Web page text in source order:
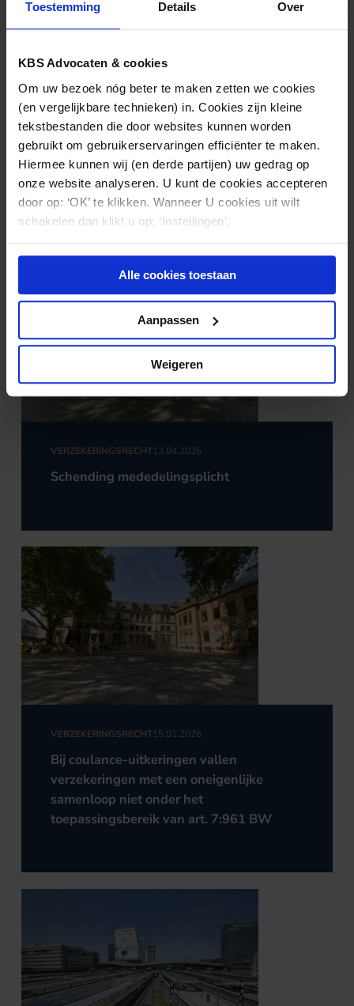
Toestemming Details Over
KBS Advocaten & cookies
Om uw bezoek nóg beter te maken zetten we cookies
(en vergelijkbare technieken) in. Cookies zijn kleine
tekstbestanden die door websites kunnen worden
gebruikt om gebruikerservaringen efficiënter te maken.
Hiermee kunnen wij (en derde partijen) uw gedrag op
onze website analyseren. U kunt de cookies accepteren
door op: ‘OK’ te klikken. Wanneer U cookies uit wilt
schakelen dan klikt u op: ‘Instellingen’.
Alle cookies toestaan
Aanpassen
Weigeren
aansprakelijkheidsverzekeraar in de gelegenheid
worden gesteld het bewijs te leveren dat de
Nieuws & kennis
Ook interessant?
VERZEKERINGSRECHT13.04.2026
Schending mededelingsplicht
VERZEKERINGSRECHT15.01.2026
Bij coulance-uitkeringen vallen
verzekeringen met een oneigenlijke
samenloop niet onder het
toepassingsbereik van art. 7:961 BW